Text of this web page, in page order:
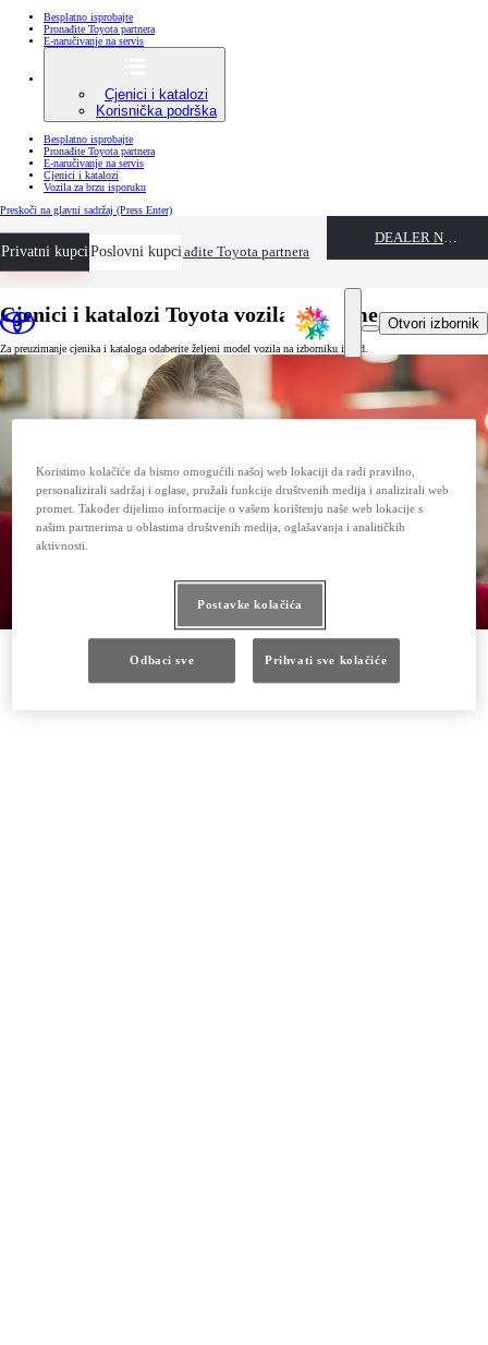
Besplatno isprobajte
Pronađite Toyota partnera
E-naručivanje na servis
Cjenici i katalozi
Korisnička podrška
Besplatno isprobajte
Pronađite Toyota partnera
E-naručivanje na servis
Cjenici i katalozi
Vozila za brzu isporuku
Preskoči na glavni sadržaj (Press Enter)
Privatni kupciPoslovni kupci
Besplatno isprobajte Pronađite Toyota partnera
DEALER NAME
Otvori izbornik
Cjenici i katalozi Toyota vozila i opreme
Za preuzimanje cjenika i kataloga odaberite željeni model vozila na izborniku ispod.
Koristimo kolačiće da bismo omogućili našoj web lokaciji da radi pravilno,
personalizirali sadržaj i oglase, pružali funkcije društvenih medija i analizirali web
promet. Također dijelimo informacije o vašem korištenju naše web lokacije s
našim partnerima u oblastima društvenih medija, oglašavanja i analitičkih
aktivnosti.
Postavke kolačića
Odbaci sve Prihvati sve kolačiće